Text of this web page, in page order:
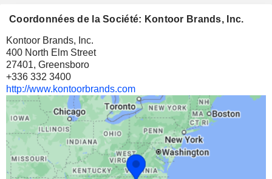
Coordonnées de la Société: Kontoor Brands, Inc.
Kontoor Brands, Inc.
400 North Elm Street
27401, Greensboro
+336 332 3400
http://www.kontoorbrands.com